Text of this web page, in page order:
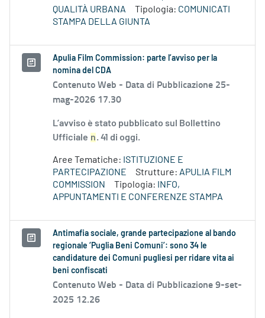
QUALITÀ URBANA
Tipologia: COMUNICATI
STAMPA DELLA GIUNTA
Apulia Film Commission: parte l’avviso per la
nomina del CDA
Contenuto Web - Data di Pubblicazione 25-
mag-2026 17.30
L’avviso è stato pubblicato sul Bollettino
Ufficiale n. 41 di oggi.
Aree Tematiche: ISTITUZIONE E
PARTECIPAZIONE
Strutture: APULIA FILM
COMMISSION
Tipologia:
INFO,
APPUNTAMENTI E CONFERENZE STAMPA
Antimafia sociale, grande partecipazione al bando
regionale ‘Puglia Beni Comuni’: sono 34 le
candidature dei Comuni pugliesi per ridare vita ai
beni confiscati
Contenuto Web - Data di Pubblicazione 9-set-
2025 12.26